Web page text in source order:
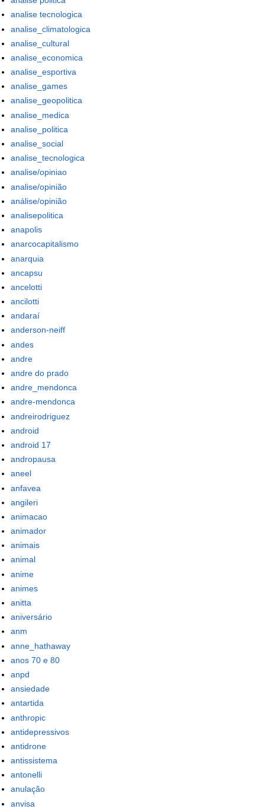
analise tecnologica
analise_climatologica
analise_cultural
analise_economica
analise_esportiva
analise_games
analise_geopolitica
analise_medica
analise_politica
analise_social
analise_tecnologica
analise/opiniao
analise/opinião
análise/opinião
analisepolitica
anapolis
anarcocapitalismo
anarquia
ancapsu
ancelotti
ancilotti
andaraí
anderson-neiff
andes
andre
andre do prado
andre_mendonca
andre-mendonca
andreirodriguez
android
android 17
andropausa
aneel
anfavea
angileri
animacao
animador
animais
animal
anime
animes
anitta
aniversário
anm
anne_hathaway
anos 70 e 80
anpd
ansiedade
antartida
anthropic
antidepressivos
antidrone
antissistema
antonelli
anulação
anvisa